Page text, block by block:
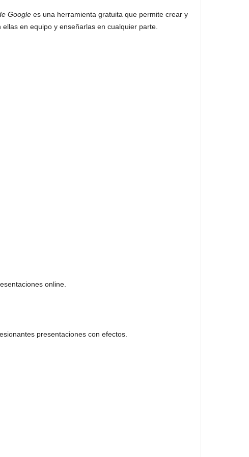
Googlees una herramienta gratuita que permite crear y
en equipo y enseñarlas en cualquier parte.
online.
presentaciones con efectos.